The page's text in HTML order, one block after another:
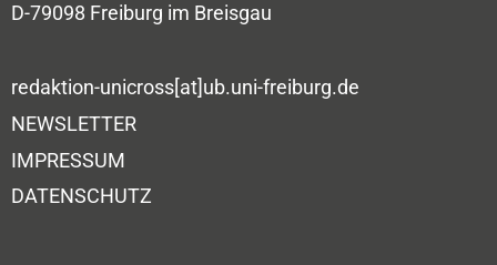
D-79098 Freiburg im Breisgau
redaktion-unicross[at]ub.uni-freiburg.de
NEWSLETTER
IMPRESSUM
DATENSCHUTZ